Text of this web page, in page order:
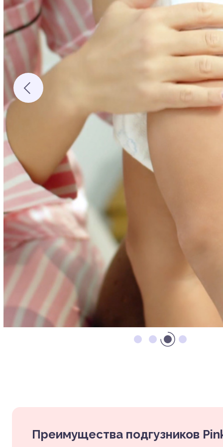
Преимущества подгузников